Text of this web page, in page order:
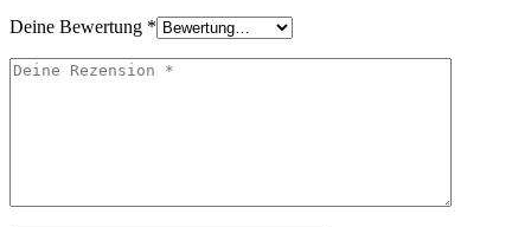
Deine Bewertung *
Deine